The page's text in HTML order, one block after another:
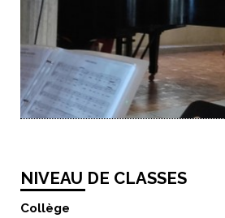
NIVEAU DE CLASSES
Collège